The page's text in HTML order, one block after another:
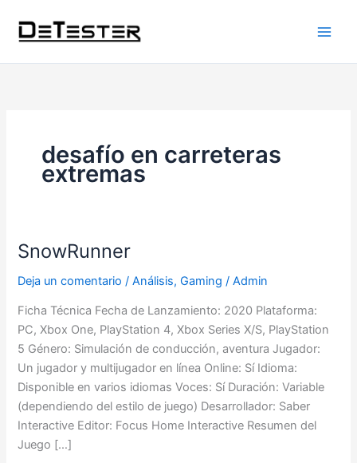
contenido
desafío en carreteras
extremas
SnowRunner
Deja un comentario /Análisis,Gaming /Admin
Ficha Técnica Fecha de Lanzamiento: 2020 Plataforma:
PC, Xbox One, PlayStation 4, Xbox Series X/S, PlayStation
5 Género: Simulación de conducción, aventura Jugador:
Un jugador y multijugador en línea Online: Sí Idioma:
Disponible en varios idiomas Voces: Sí Duración: Variable
(dependiendo del estilo de juego) Desarrollador: Saber
Interactive Editor: Focus Home Interactive Resumen del
Juego […]
SnowRunner